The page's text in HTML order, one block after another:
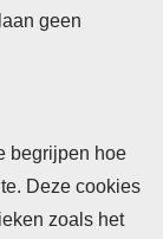
geen
begrijpen hoe
Deze cookies
zoals het
uit het